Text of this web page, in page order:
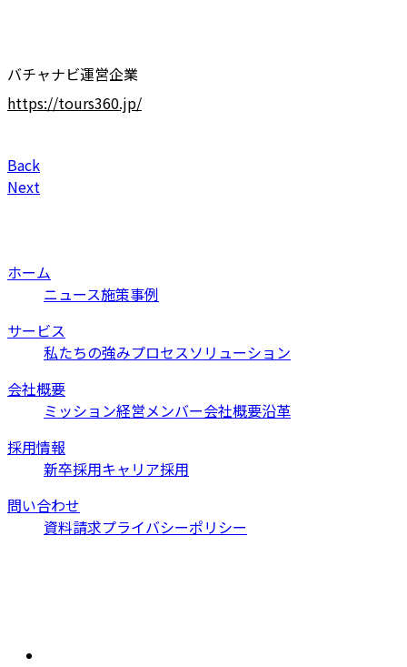
バチャナビ運営企業
https://tours360.jp/
Back
Next
ホーム
ニュース施策事例
サービス
私たちの強みプロセスソリューション
会社概要
ミッション経営メンバー会社概要沿革
採用情報
新卒採用キャリア採用
問い合わせ
資料請求プライバシーポリシー